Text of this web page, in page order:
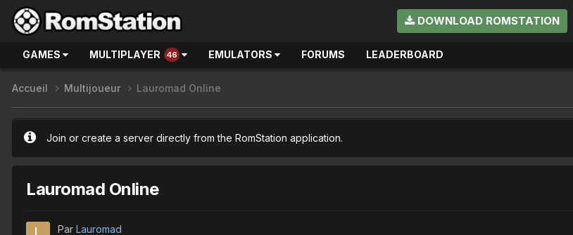
DOWNLOAD ROMSTATION
GAMES MULTIPLAYER 46 EMULATORS FORUMS LEADERBOARD
Accueil Multijoueur Lauromad Online
Join or create a server directly from the RomStation application.
Lauromad Online
Par Lauromad